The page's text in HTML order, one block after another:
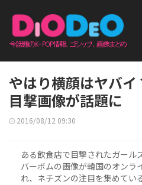
やはり横顔はヤバ
目撃画像が話題に
2016/08/12 09:30
ある飲食店で目撃されたガール
バーボムの画像が韓国のオンラ
れ、ネチズンの注目を集めている